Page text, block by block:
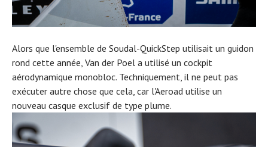
Alors que l'ensemble de Soudal-QuickStep utilisait un guidon
rond cette année, Van der Poel a utilisé un cockpit
aérodynamique monobloc. Techniquement, il ne peut pas
exécuter autre chose que cela, car l'Aeroad utilise un
nouveau casque exclusif de type plume.